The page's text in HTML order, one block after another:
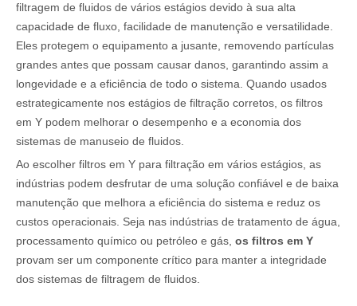
filtragem de fluidos de vários estágios devido à sua alta
capacidade de fluxo, facilidade de manutenção e versatilidade.
Eles protegem o equipamento a jusante, removendo partículas
grandes antes que possam causar danos, garantindo assim a
longevidade e a eficiência de todo o sistema. Quando usados ​​
estrategicamente nos estágios de filtração corretos, os filtros
em Y podem melhorar o desempenho e a economia dos
sistemas de manuseio de fluidos.
Ao escolher filtros em Y para filtração em vários estágios, as
indústrias podem desfrutar de uma solução confiável e de baixa
manutenção que melhora a eficiência do sistema e reduz os
custos operacionais. Seja nas indústrias de tratamento de água,
processamento químico ou petróleo e gás, os filtros em Y
provam ser um componente crítico para manter a integridade
dos sistemas de filtragem de fluidos.